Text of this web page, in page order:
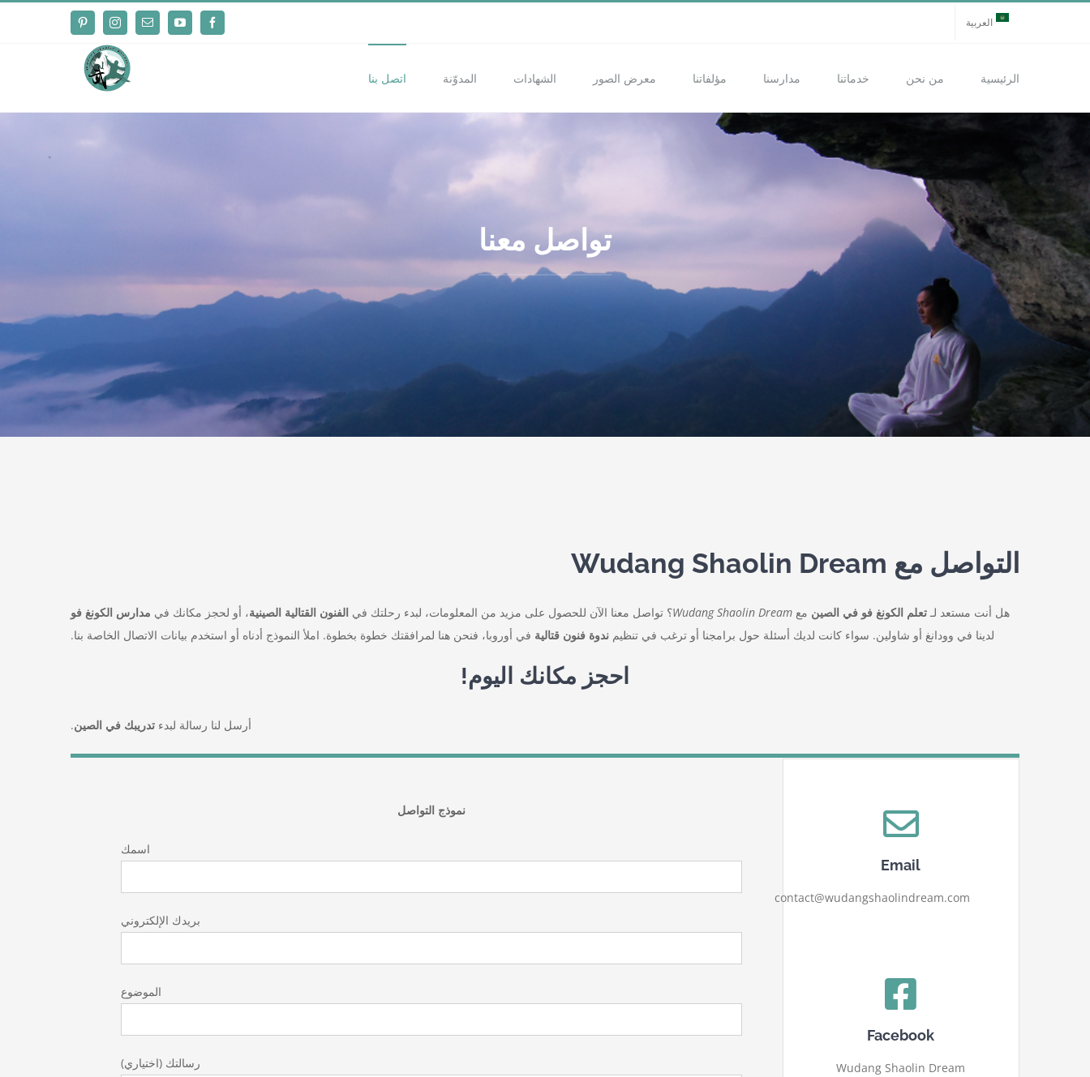
العربية Facebook
YouTube
Email
Instagram
Pinterest
الرئيسية من نحن خدماتنا مدارسنا مؤلفاتنا معرض الصور الشهادات المدوّنة اتصل بنا
تواصل معنا
التواصل مع Wudang Shaolin Dream
هل أنت مستعد لـ تعلم الكونغ فو في الصين مع Wudang Shaolin Dream؟ تواصل معنا الآن للحصول على مزيد من المعلومات، لبدء رحلتك في الفنون القتالية الصينية، أو لحجز مكانك في مدارس الكونغ فو
لدينا في وودانغ أو شاولين. سواء كانت لديك أسئلة حول برامجنا أو ترغب في تنظيم ندوة فنون قتالية في أوروبا، فنحن هنا لمرافقتك خطوة بخطوة. املأ النموذج أدناه أو استخدم بيانات الاتصال الخاصة بنا.
احجز مكانك اليوم!
أرسل لنا رسالة لبدء تدريبك في الصين.
Email
contact@wudangshaolindream.com
Facebook
Wudang Shaolin Dream
نموذج التواصل
اسمك
بريدك الإلكتروني
الموضوع
رسالتك (اختياري)